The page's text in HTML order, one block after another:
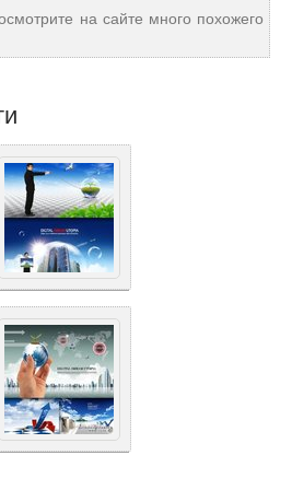
на сайте много похожего